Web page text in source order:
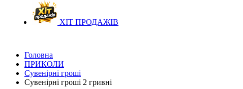
ХІТ ПРОДАЖІВ
Головна
ПРИКОЛИ
Сувенірні гроші
Сувенірні гроші 2 гривні